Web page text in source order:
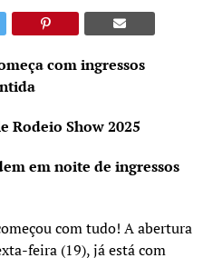
com ingressos
Rodeio Show 2025
em noite de ingressos
com tudo! A abertura
feira (19), já está com